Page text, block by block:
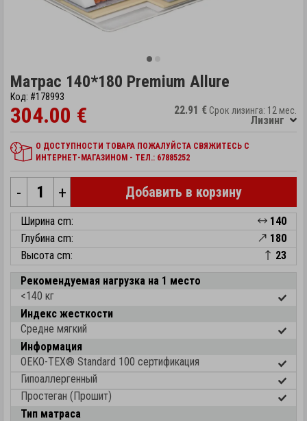
Матрас 140*180 Premium Allure
Код: #178993
304.00 € 22.91 € Срок лизинга: 12 мес.
Лизинг
О ДОСТУПНОСТИ ТОВАРА ПОЖАЛУЙСТА СВЯЖИТЕСЬ С
ИНТЕРНЕТ-МАГАЗИНОМ - ТЕЛ.: 67885252
- + Добавить в корзину
Ширина cm:
140
Глубина cm:
180
Высота cm:
23
Рекомендуемая нагрузка на 1 место
<140 кг
Индекс жесткости
Средне мягкий
Информация
OEKO-TEX® Standard 100 cертификация
Гипоаллергенный
Простеган (Прошит)
Тип матраса